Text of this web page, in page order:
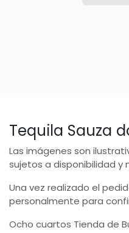
Tequila Sauza
Las imágenes son
sujetos a disponibilidad y
Una vez realizado el
personalmente para
Ocho cuartos Tienda de